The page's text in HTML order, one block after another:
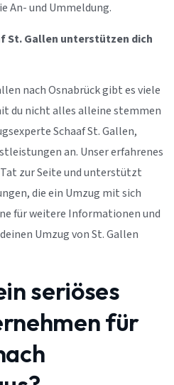
An- und Ummeldung.
St. Gallen unterstützen dich
nach Osnabrück gibt es viele
du nicht alles alleine stemmen
Schaaf St. Gallen,
an. Unser erfahrenes
zur Seite und unterstützt
die ein Umzug mit sich
für weitere Informationen und
Umzug von St. Gallen
seriöses
für